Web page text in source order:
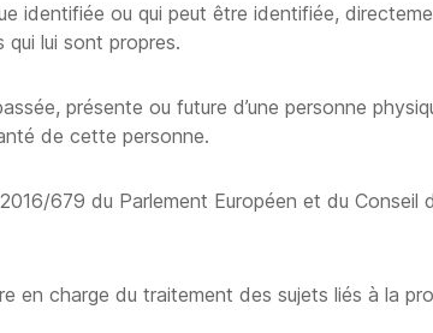
identifiée ou qui peut être identifiée,
lui sont propres.
présente ou future d’une personne
de cette personne.
679 du Parlement Européen et du Conseil
en charge du traitement des sujets liés à la